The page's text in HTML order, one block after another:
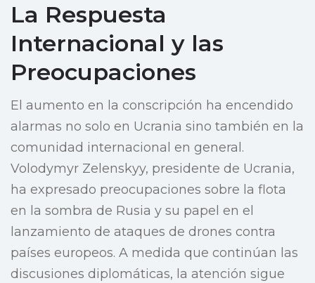
La Respuesta
Internacional y las
Preocupaciones
El aumento en la conscripción ha encendido
alarmas no solo en Ucrania sino también en la
comunidad internacional en general.
Volodymyr Zelenskyy, presidente de Ucrania,
ha expresado preocupaciones sobre la flota
en la sombra de Rusia y su papel en el
lanzamiento de ataques de drones contra
países europeos. A medida que continúan las
discusiones diplomáticas, la atención sigue